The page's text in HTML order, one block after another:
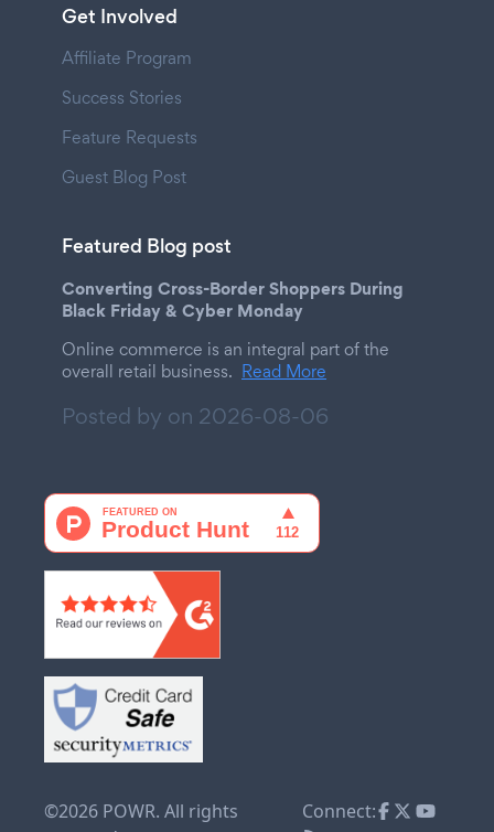
Get Involved
Affiliate Program
Success Stories
Feature Requests
Guest Blog Post
Featured Blog post
Converting Cross-Border Shoppers During
Black Friday & Cyber Monday
Online commerce is an integral part of the
overall retail business. Read More
Posted by on 2026-08-06
©2026 POWR. All rights
Connect: